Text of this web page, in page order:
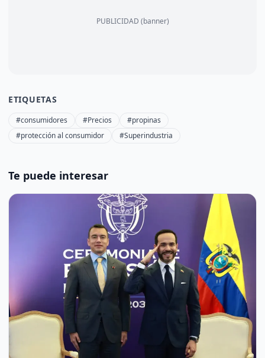
PUBLICIDAD (banner)
ETIQUETAS
#consumidores #Precios
#propinas
#protección al consumidor
#Superindustria
Te puede interesar